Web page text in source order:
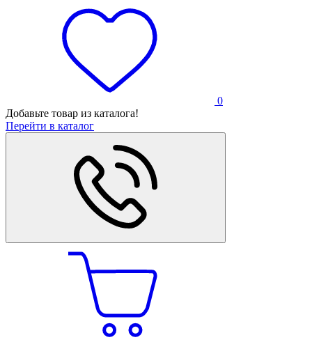
0
Добавьте товар из каталога!
Перейти в каталог